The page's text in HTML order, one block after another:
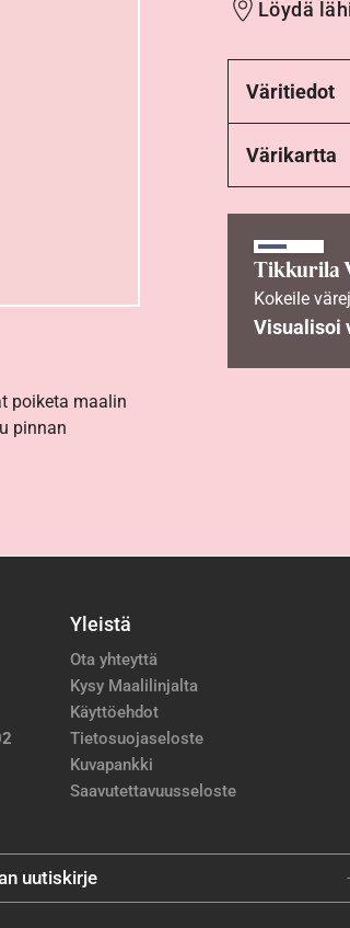
poiketa maalin
pinnan
Löydä
Väritiedot
Värikartta
Tikkurila
Kokeile
Visualisoi
Yleistä
Ota yhteyttä
Kysy Maalilinjalta
Käyttöehdot
Tietosuojaseloste
Kuvapankki
Saavutettavuusseloste
uutiskirje